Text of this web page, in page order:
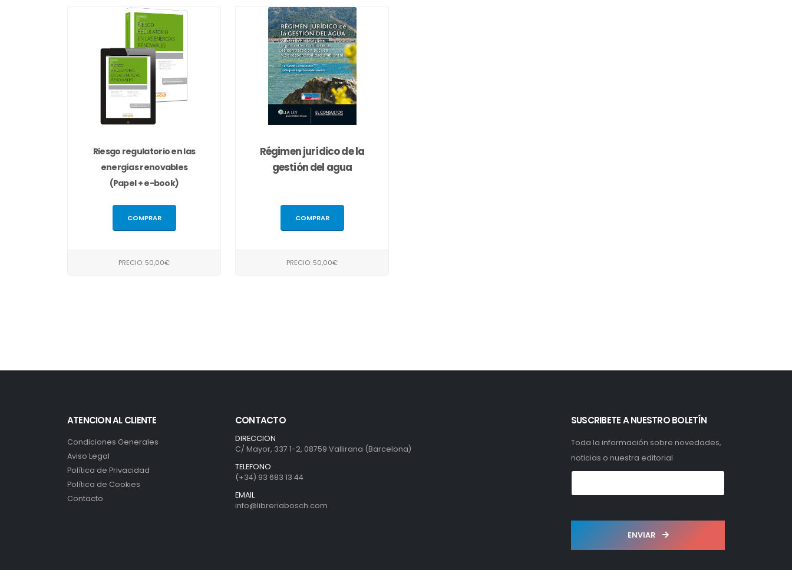
Riesgo regulatorio en las
energías renovables
(Papel + e-book)
COMPRAR
PRECIO: 50,00€
Régimen jurídico de la
gestión del agua
COMPRAR
PRECIO: 50,00€
ATENCION AL CLIENTE
Condiciones Generales
Aviso Legal
Política de Privacidad
Política de Cookies
Contacto
CONTACTO
DIRECCION
C/ Mayor, 337 1-2, 08759 Vallirana (Barcelona)
TELEFONO
(+34) 93 683 13 44
EMAIL
info@libreriabosch.com
SUSCRIBETE A NUESTRO BOLETÍN
Toda la información sobre novedades,
noticias o nuestra editorial
ENVIAR